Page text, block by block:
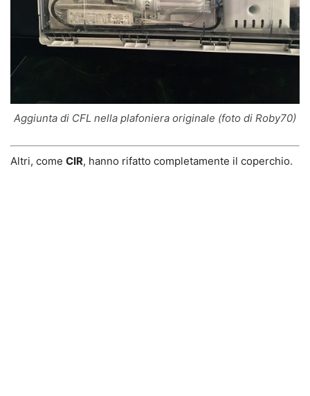
Aggiunta di CFL nella plafoniera originale (foto di Roby70)
Altri, come CIR, hanno rifatto completamente il coperchio.